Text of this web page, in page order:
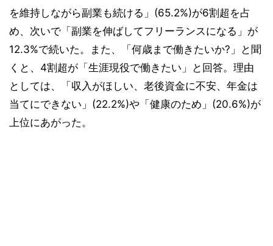
を維持しながら副業も続ける」(65.2%)が6割超を占
め、次いで「副業を伸ばしてフリーランスになる」が
12.3%で続いた。また、「何歳まで働きたいか?」と聞
くと、4割超が「生涯現役で働きたい」と回答。理由
としては、「収入がほしい、老後資金に不安、年金は
当てにできない」(22.2%)や「健康のため」(20.6%)が
上位にあがった。